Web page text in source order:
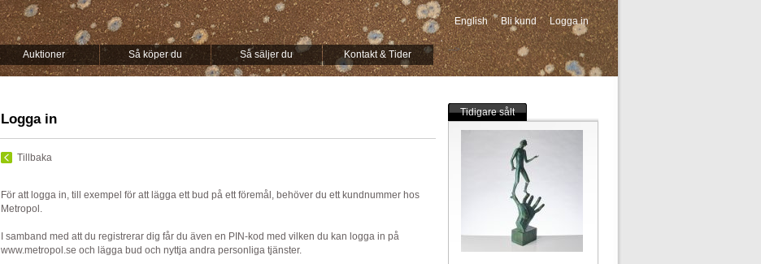
Auktioner Så köper du Så säljer du Kontakt & Tider
English Bli kund Logga in
-->
Logga in
Tillbaka
För att logga in, till exempel för att lägga ett bud på ett föremål, behöver du ett kundnummer hos
Metropol.
I samband med att du registrerar dig får du även en PIN-kod med vilken du kan logga in på
www.metropol.se och lägga bud och nyttja andra personliga tjänster.
Tidigare sålt